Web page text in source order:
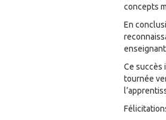
concepts
En
Ce succès
tournée